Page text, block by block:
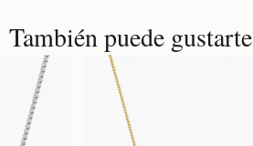
También puede gustarte